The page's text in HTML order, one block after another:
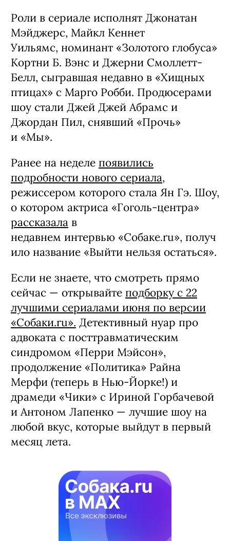
Роли в сериале исполнят Джонатан
Мэйджерс, Майкл Кеннет
Уильямс, номинант «Золотого глобуса»
Кортни Б. Вэнс и Джерни Смоллетт-
Белл, сыгравшая недавно в «Хищных
птицах» с Марго Робби. Продюсерами
шоу стали Джей Джей Абрамс и
Джордан Пил, снявший «Прочь»
и «Мы».
Ранее на неделе появились
подробности нового сериала,
режиссером которого стала Ян Гэ. Шоу,
о котором актриса «Гоголь-центра»
рассказала в
недавнем интервью «Собаке.ru», получ
ило название «Выйти нельзя остаться».
Если не знаете, что смотреть прямо
сейчас — открывайте подборку с 22
лучшими сериалами июня по версии
«Собаки.ru». Детективный нуар про
адвоката с посттравматическим
синдромом «Перри Мэйсон»,
продолжение «Политика» Райна
Мерфи (теперь в Нью-Йорке!) и
драмеди «Чики» с Ириной Горбачевой
и Антоном Лапенко — лучшие шоу на
любой вкус, которые выйдут в первый
месяц лета.